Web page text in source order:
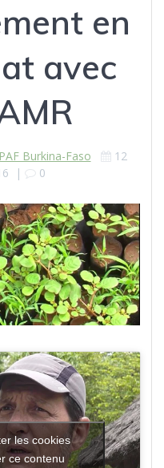
en
avec
Burkina-Faso
12
| 0
les cookies
ce contenu